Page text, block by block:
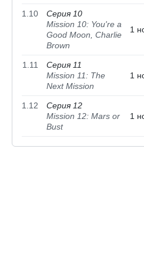
1.10
Серия 10
Mission 10: You're a
Good Moon, Charlie
Brown
1
1.11
Серия 11
Mission 11: The
Next Mission
1
1.12
Серия 12
Mission 12: Mars or
Bust
1